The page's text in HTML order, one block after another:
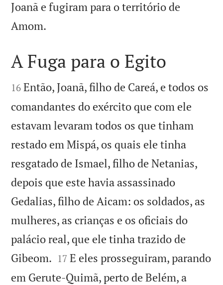
Joanã e fugiram para o território de
Amom.

A Fuga para o Egito

16 Então, Joanã, filho de Careá, e todos os
comandantes do exército que com ele
estavam levaram todos os que tinham
restado em Mispá, os quais ele tinha
resgatado de Ismael, filho de Netanias,
depois que este havia assassinado
Gedalias, filho de Aicam: os soldados, as
mulheres, as crianças e os oficiais do
palácio real, que ele tinha trazido de
Gibeom. 

17 E eles prosseguiram, parando
em Gerute-Quimã, perto de Belém, a